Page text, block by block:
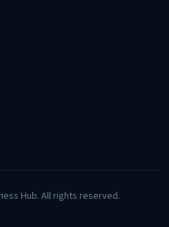
Hub. All rights reserved.